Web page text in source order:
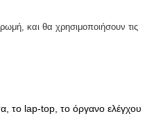
και θα χρησιμοποιήσουν τις
το lap-top, το όργανο ελέγχου